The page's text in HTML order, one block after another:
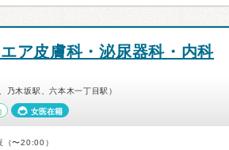
ア皮膚科・泌尿器科・内科
乃木坂駅、六本木一丁目駅）
女医在籍
（〜20:00）